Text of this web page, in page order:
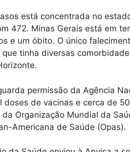
está concentrada no
472. Minas Gerais está em
e um óbito. O único
tinha diversas
permissão da Agência
doses de vacinas e cerca de
Organização Mundial da
Americana de Saúde (Opas).